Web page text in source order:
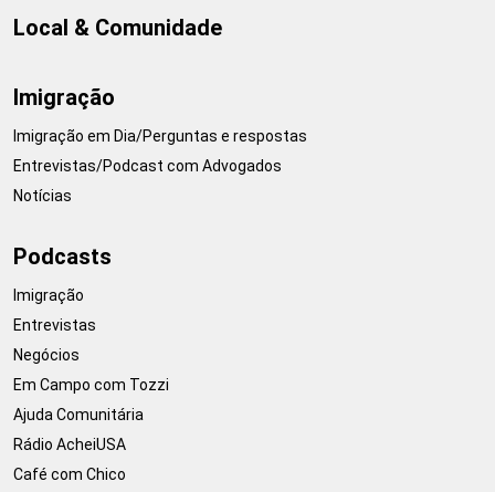
Local & Comunidade
Imigração
Imigração em Dia/Perguntas e respostas
Entrevistas/Podcast com Advogados
Notícias
Podcasts
Imigração
Entrevistas
Negócios
Em Campo com Tozzi
Ajuda Comunitária
Rádio AcheiUSA
Café com Chico